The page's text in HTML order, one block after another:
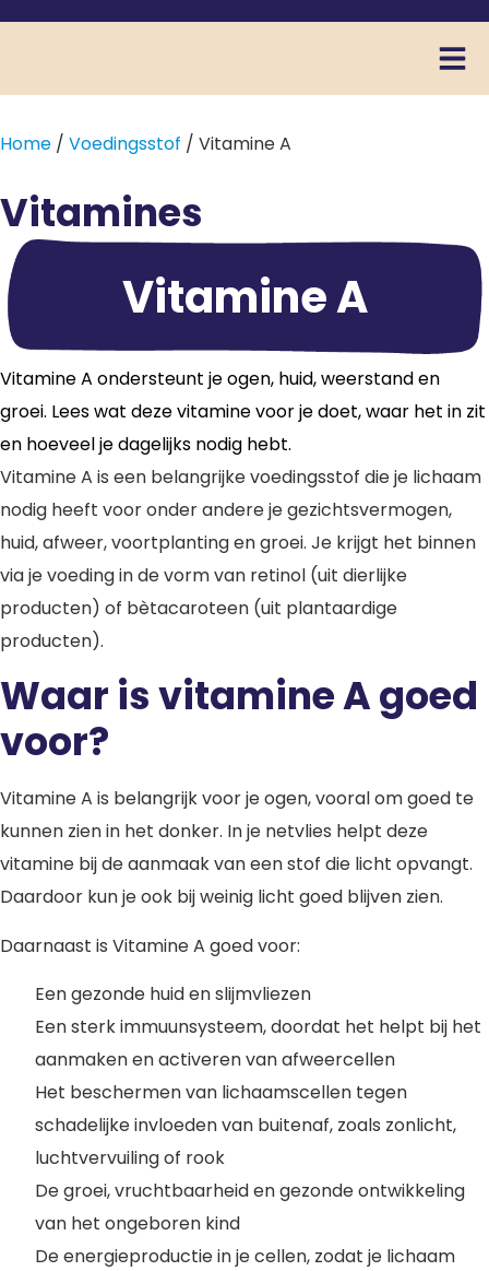
Home / Voedingsstof / Vitamine A
Vitamines
Vitamine A
Vitamine A ondersteunt je ogen, huid, weerstand en
groei. Lees wat deze vitamine voor je doet, waar het in zit
en hoeveel je dagelijks nodig hebt.
Vitamine A is een belangrijke voedingsstof die je lichaam
nodig heeft voor onder andere je gezichtsvermogen,
huid, afweer, voortplanting en groei. Je krijgt het binnen
via je voeding in de vorm van retinol (uit dierlijke
producten) of bètacaroteen (uit plantaardige
producten).
Waar is vitamine A goed
voor?
Vitamine A is belangrijk voor je ogen, vooral om goed te
kunnen zien in het donker. In je netvlies helpt deze
vitamine bij de aanmaak van een stof die licht opvangt.
Daardoor kun je ook bij weinig licht goed blijven zien.
Daarnaast is Vitamine A goed voor:
Een gezonde huid en slijmvliezen
Een sterk immuunsysteem, doordat het helpt bij het
aanmaken en activeren van afweercellen
Het beschermen van lichaamscellen tegen
schadelijke invloeden van buitenaf, zoals zonlicht,
luchtvervuiling of rook
De groei, vruchtbaarheid en gezonde ontwikkeling
van het ongeboren kind
De energieproductie in je cellen, zodat je lichaam